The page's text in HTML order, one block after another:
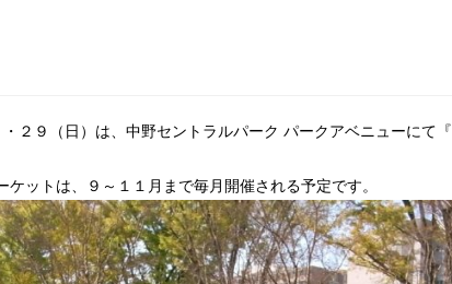
２９（日）は、中野セントラルパーク パークアベニューにて